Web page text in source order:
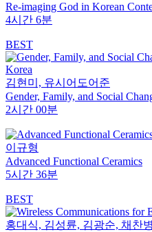
Re-imaging God in Korean
4시간 6분
BEST
김현미, 유시어도어준
Gender, Family, and Social
2시간 00분
이규형
Advanced Functional Ceramics
5시간 36분
BEST
홍대식, 김성륜, 김광순, 채찬